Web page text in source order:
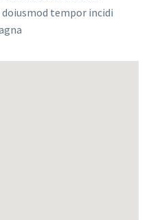
tempor incidi